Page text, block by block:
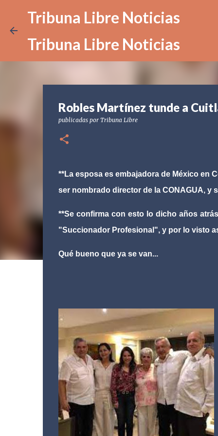
Tribuna Libre Noticias
Tribuna Libre Noticias
Robles Martínez tunde a
publicadas por Tribuna Libre
**La esposa es embajadora de México en
ser nombrado director de la CONAGUA,
**Se confirma con esto lo dicho años
"Succionador Profesional", y por lo visto
Qué bueno que ya se van...